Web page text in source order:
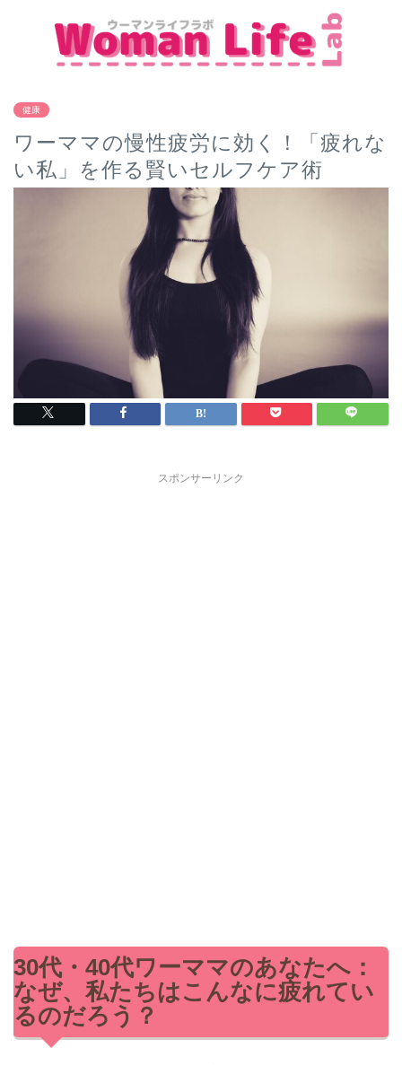
健康
ワーママの慢性疲労に効く！「疲れな
い私」を作る賢いセルフケア術
スポンサーリンク
30代・40代ワーママのあなたへ：
なぜ、私たちはこんなに疲れてい
るのだろう？